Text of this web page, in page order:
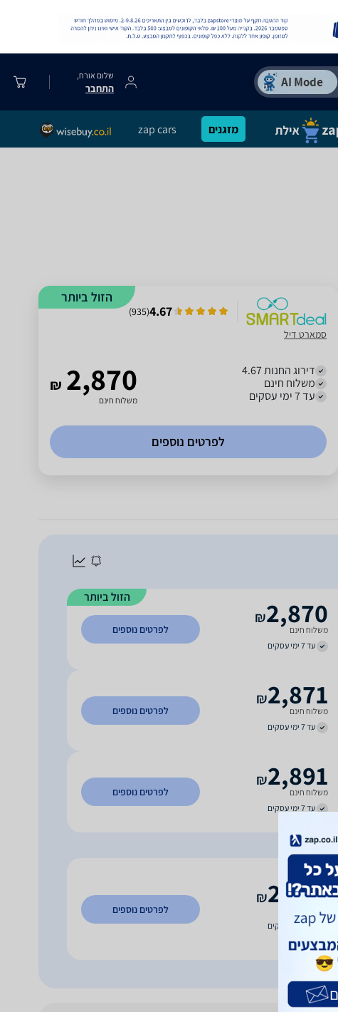
שלום אורח,
התחבר
מזגנים zap cars
הזול ביותר
4.67
(
935
)
סמארט דיל
דירוג החנות 4.67
משלוח חינם
עד 7 ימי עסקים
₪ 2,870
משלוח חינם
לפרטים נוספים
הזול ביותר
2,870
₪
משלוח חינם
עד 7 ימי עסקים
לפרטים נוספים
2,871
₪
משלוח חינם
עד 7 ימי עסקים
לפרטים נוספים
2,891
₪
משלוח חינם
עד 7 ימי עסקים
לפרטים נוספים
2,189
₪
משלוח חינם
עד 7 ימי עסקים
לפרטים נוספים